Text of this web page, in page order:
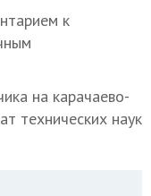
к
на карачаево-
технических наук